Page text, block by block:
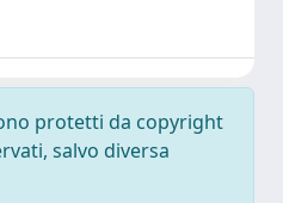
protetti da copyright
salvo diversa